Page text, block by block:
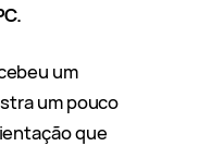
um
um pouco
que